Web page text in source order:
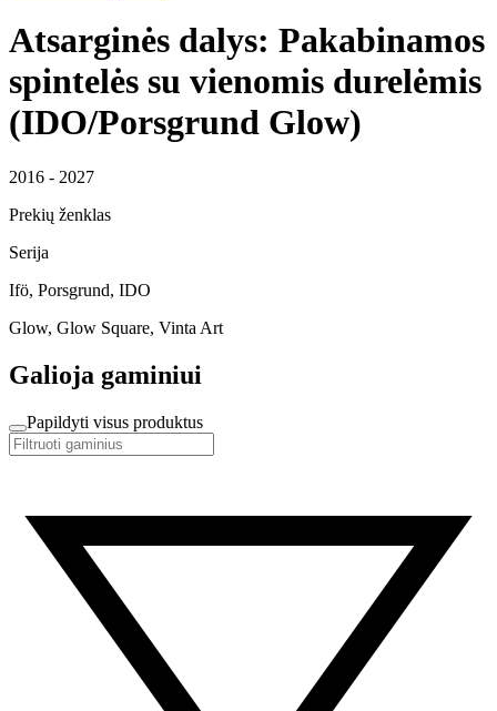
Atsarginės dalys: Pakabinamos
spintelės su vienomis durelėmis
(IDO/Porsgrund Glow)
2016 - 2027
Prekių ženklas
Serija
Ifö, Porsgrund, IDO
Glow, Glow Square, Vinta Art
Galioja gaminiui
Papildyti visus produktus